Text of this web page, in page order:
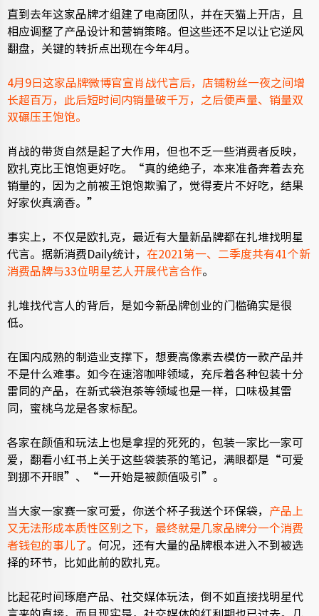
直到去年这家品牌才组建了电商团队，并在天猫上开店，且
相应调整了产品设计和营销策略。但这些还不足以让它逆风
翻盘，关键的转折点出现在今年4月。
4月9日这家品牌微博官宣肖战代言后，店铺粉丝一夜之间增
长超百万，此后短时间内销量破千万，之后便声量、销量双
双碾压王饱饱。
肖战的带货自然是起了大作用，但也不乏一些消费者反映，
欧扎克比王饱饱更好吃。“真的绝绝子，本来准备奔着去充
销量的，因为之前被王饱饱欺骗了，觉得麦片不好吃，结果
好家伙真滴香。”
事实上，不仅是欧扎克，最近有大量新品牌都在扎堆找明星
代言。据新消费Daily统计， 在2021第一、二季度共有41个新
消费品牌与33位明星艺人开展代言合作。
扎堆找代言人的背后，是如今新品牌创业的门槛确实是很
低。
在国内成熟的制造业支撑下，想要高像素去模仿一款产品并
不是什么难事。如今在速溶咖啡领域，充斥着各种包装十分
雷同的产品，在新式袋泡茶等领域也是一样，口味极其雷
同，蜜桃乌龙是各家标配。
各家在颜值和玩法上也是拿捏的死死的，包装一家比一家可
爱，翻看小红书上关于这些袋装茶的笔记，满眼都是“可爱
到挪不开眼”、“一开始是被颜值吸引”。
当大家一家赛一家可爱，你送个杯子我送个环保袋，
产品上
又无法形成本质性区别之下，最终就是几家品牌分一个消费
者钱包的事儿了。何况，还有大量的品牌根本进入不到被选
择的环节，比如此前的欧扎克。
比起花时间琢磨产品、社交媒体玩法，倒不如直接找明星代
言来的直接，而且现实是，社交媒体的红利期也已过去。几